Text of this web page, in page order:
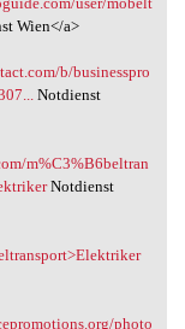
Wien</a>
b/businesspro
Notdienst
m%C3%B6beltran
Notdienst
photo